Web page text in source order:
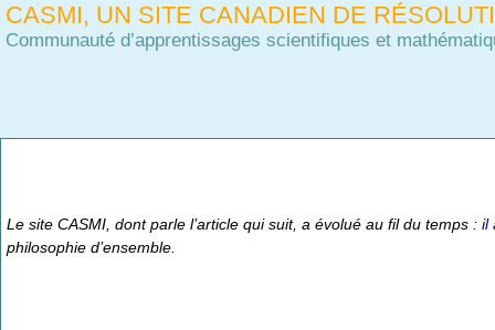
CASMI, UN SITE CANADIEN DE
Communauté d’apprentissages scientifiques et
Le site CASMI, dont parle l’article qui suit, a évolué au fil du temps : il
philosophie d’ensemble.